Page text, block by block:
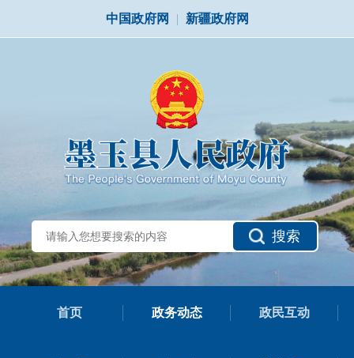
中国政府网 | 新疆政府网
搜索
首页 政务动态 政民互动